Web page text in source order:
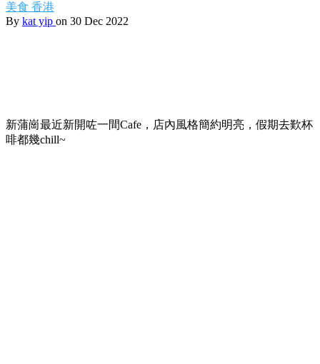
美食 香港
By kat yip on 30 Dec 2022
新蒲崗最近新開咗一間Cafe，店內風格簡約明亮，假期去歎杯
啡都幾chill~